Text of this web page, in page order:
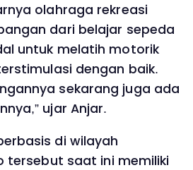
olahraga rekreasi
dari belajar sepeda
untuk melatih motorik
dengan baik.
sekarang juga ada
ujar Anjar.
di wilayah
tersebut saat ini memiliki